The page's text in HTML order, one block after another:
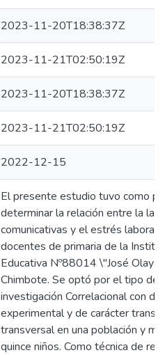
2023-11-20T18:38:37Z
2023-11-21T02:50:19Z
2023-11-20T18:38:37Z
2023-11-21T02:50:19Z
2022-12-15
El presente estudio tuvo como
determinar la relación entre la las
comunicativas y el estrés laboral
docentes de primaria de la
Educativa Nº88014 \"José
Chimbote. Se optó por el tipo de
investigación Correlacional con
experimental y de carácter
transversal en una población y
quince niños. Como técnica de